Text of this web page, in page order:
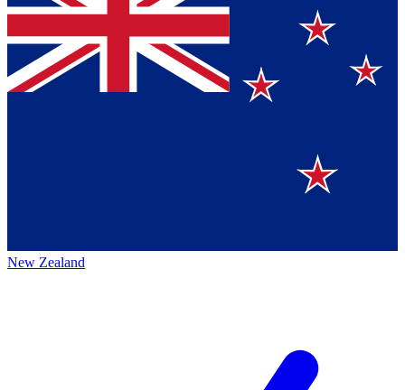
New Zealand